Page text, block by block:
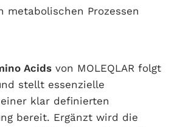
metabolischen Prozessen
Acids von MOLEQLAR folgt
stellt essenzielle
klar definierten
bereit. Ergänzt wird die